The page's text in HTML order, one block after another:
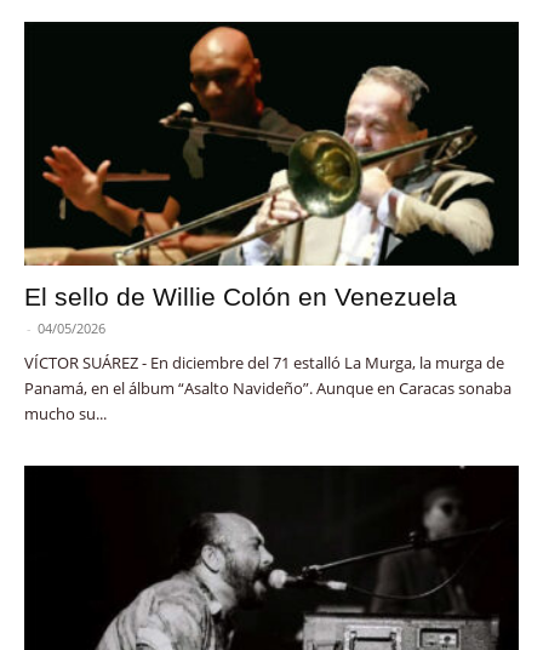
El sello de Willie Colón en Venezuela
- 04/05/2026
VÍCTOR SUÁREZ - En diciembre del 71 estalló La Murga, la murga de
Panamá, en el álbum “Asalto Navideño”. Aunque en Caracas sonaba
mucho su...